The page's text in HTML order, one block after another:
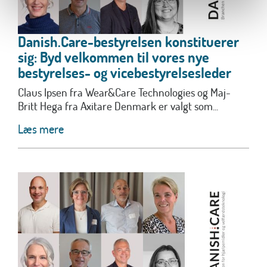
Danish.Care-bestyrelsen konstituerer
sig: Byd velkommen til vores nye
bestyrelses- og vicebestyrelsesleder
Claus Ipsen fra Wear&Care Technologies og Maj-
Britt Hega fra Axitare Denmark er valgt som...
Læs mere